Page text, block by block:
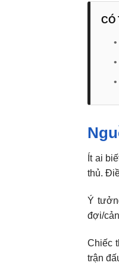
CÓ
•
•
•
Ít ai
thủ.
Ý
đợi/
Chiếc
trận